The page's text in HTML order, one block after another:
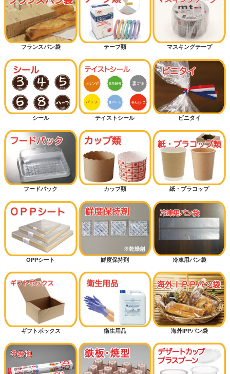
フランスパン袋 テープ類 マスキングテープ
シール テイストシール ビニタイ
フードパック カップ類 紙・プラコップ
OPPシート 鮮度保持剤 冷凍用パン袋
ギフトボックス 衛生用品 海外IPPパン袋